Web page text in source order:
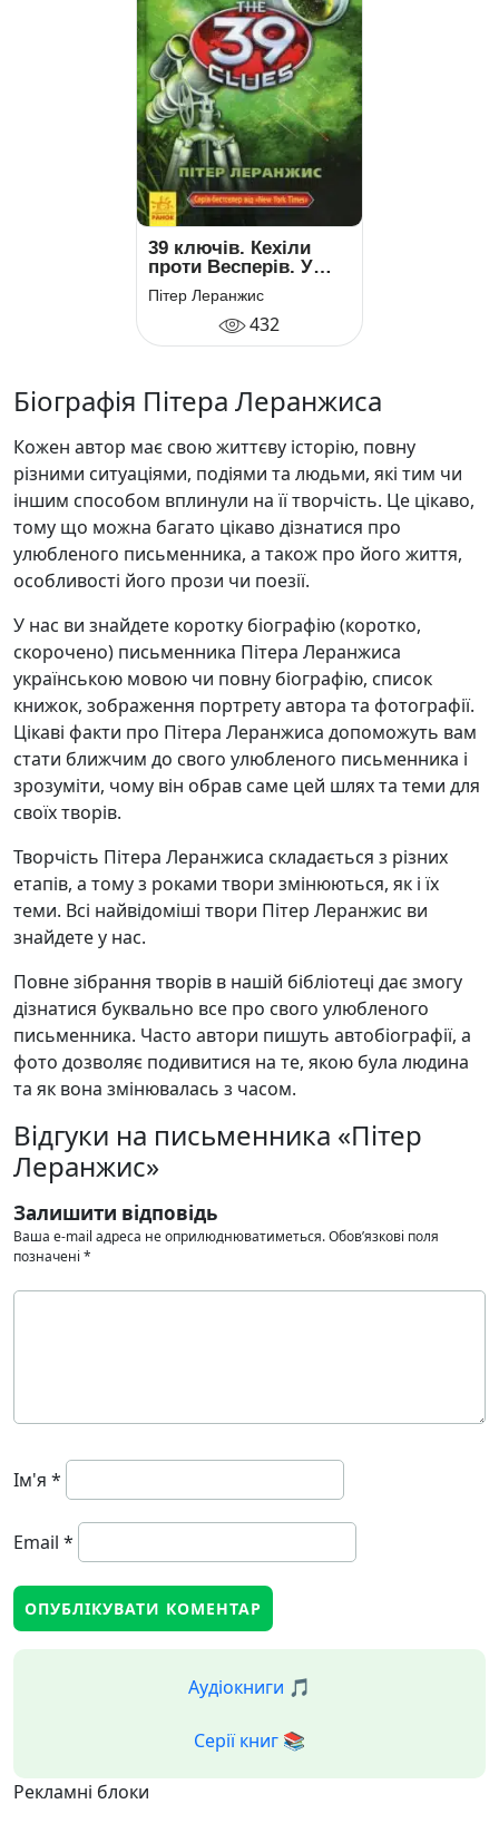
39 ключів. Кехіли
проти Весперів. У
лиху годину. Книга 3
Пітер Леранжис
432
Біографія Пітера Леранжиса
Кожен автор має свою життєву історію, повну
різними ситуаціями, подіями та людьми, які тим чи
іншим способом вплинули на її творчість. Це цікаво,
тому що можна багато цікаво дізнатися про
улюбленого письменника, а також про його життя,
особливості його прози чи поезії.
У нас ви знайдете коротку біографію (коротко,
скорочено) письменника Пітера Леранжиса
українською мовою чи повну біографію, список
книжок, зображення портрету автора та фотографії.
Цікаві факти про Пітера Леранжиса допоможуть вам
стати ближчим до свого улюбленого письменника і
зрозуміти, чому він обрав саме цей шлях та теми для
своїх творів.
Творчість Пітера Леранжиса складається з різних
етапів, а тому з роками твори змінюються, як і їх
теми. Всі найвідоміші твори Пітер Леранжис ви
знайдете у нас.
Повне зібрання творів в нашій бібліотеці дає змогу
дізнатися буквально все про свого улюбленого
письменника. Часто автори пишуть автобіографії, а
фото дозволяє подивитися на те, якою була людина
та як вона змінювалась з часом.
Відгуки на письменника «Пітер
Леранжис»
Залишити відповідь
Ваша e-mail адреса не оприлюднюватиметься.Обов’язкові поля
позначені *
Ім'я *
Email *
Аудіокниги 🎵
Серії книг 📚
Рекламні блоки